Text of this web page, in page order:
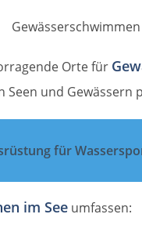
Orte für
Seen und
für
im See umfassen: